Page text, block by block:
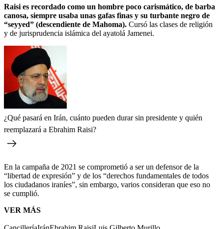
Raisi es recordado como un hombre poco carismático, de barba
canosa, siempre usaba unas gafas finas y su turbante negro de
“seyyed” (descendiente de Mahoma). Cursó las clases de religión
y de jurisprudencia islámica del ayatolá Jamenei.
¿Qué pasará en Irán, cuánto pueden durar sin presidente y quién
reemplazará a Ebrahim Raisi?
En la campaña de 2021 se comprometió a ser un defensor de la
“libertad de expresión” y de los “derechos fundamentales de todos
los ciudadanos iraníes”, sin embargo, varios consideran que eso no
se cumplió.
VER MÁS